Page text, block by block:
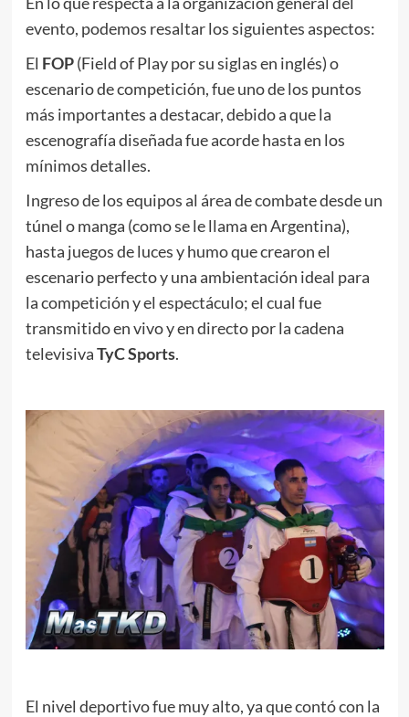
evento, podemos resaltar los siguientes aspectos:
El FOP(Field of Play por su siglas en inglés) o
escenario de competición, fue uno de los puntos
más importantes a destacar, debido a que la
escenografía diseñada fue acorde hasta en los
mínimos detalles.
Ingreso de los equipos al área de combate desde un
túnel o manga (como se le llama en Argentina),
hasta juegos de luces y humo que crearon el
escenario perfecto y una ambientación ideal para
la competición y el espectáculo; el cual fue
transmitido en vivo y en directo por la cadena
televisivaTyC Sports.
El nivel deportivo fue muy alto, ya que contó con la